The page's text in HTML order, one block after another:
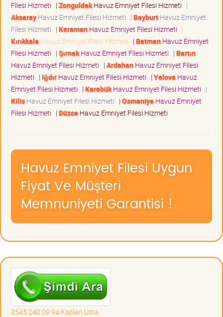
Filesi Hizmeti | ZonguldakHavuz Emniyet Filesi Hizmeti |
AksarayHavuz Emniyet Filesi Hizmeti | BayburtHavuz Emniyet
Filesi Hizmeti | KaramanHavuz Emniyet Filesi Hizmeti |
KırıkkaleHavuz Emniyet Filesi Hizmeti | BatmanHavuz Emniyet
Filesi Hizmeti | ŞırnakHavuz Emniyet Filesi Hizmeti | Bartın
Havuz Emniyet Filesi Hizmeti | ArdahanHavuz Emniyet Filesi
Hizmeti | IğdırHavuz Emniyet Filesi Hizmeti | Yalova Havuz
Emniyet Filesi Hizmeti | KarabükHavuz Emniyet Filesi Hizmeti |
KilisHavuz Emniyet Filesi Hizmeti | OsmaniyeHavuz Emniyet
Filesi Hizmeti | DüzceHavuz Emniyet Filesi Hizmeti
Havuz Emniyet Filesi Uygun
Fiyat Ve Müşteri
Memnuniyeti Garantisi !
0545 240 09 94 Kaplan Usta